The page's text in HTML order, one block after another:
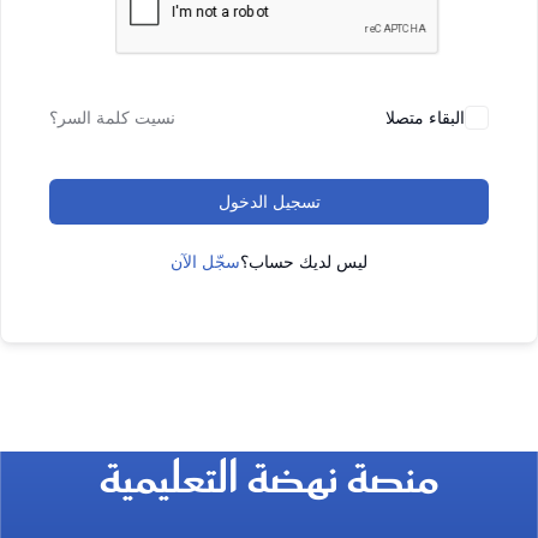
البقاء متصلا نسيت كلمة السر؟
تسجيل الدخول
ليس لديك حساب؟سجّل الآن
منصة نهضة التعليمية